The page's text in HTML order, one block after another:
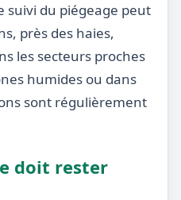
suivi du piégeage peut
près des haies,
les secteurs proches
humides ou dans
sont régulièrement
doit rester